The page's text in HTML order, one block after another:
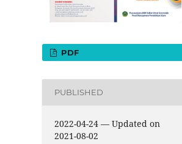
PDF
PUBLISHED
2022-04-24 — Updated on
2021-08-02